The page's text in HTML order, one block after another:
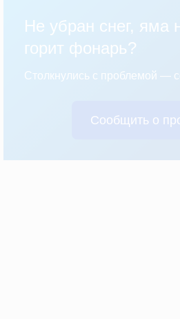
Не убран снег, яма
горит фонарь?
Столкнулись с проблемой —
Сообщить о